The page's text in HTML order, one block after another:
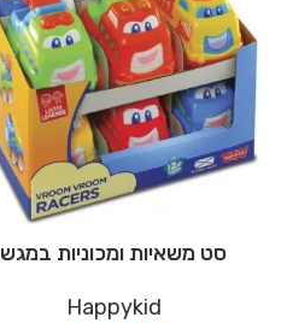
סט משאיות ומכוניות במגש
Happykid